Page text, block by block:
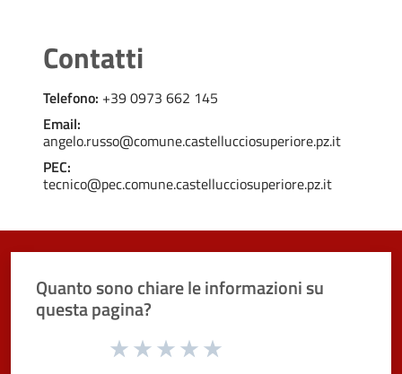
Contatti
Telefono: +39 0973 662 145
Email:
angelo.russo@comune.castellucciosuperiore.pz.it
PEC:
tecnico@pec.comune.castellucciosuperiore.pz.it
Quanto sono chiare le informazioni su
questa pagina?
Valuta da 1 a 5 stelle la pagina